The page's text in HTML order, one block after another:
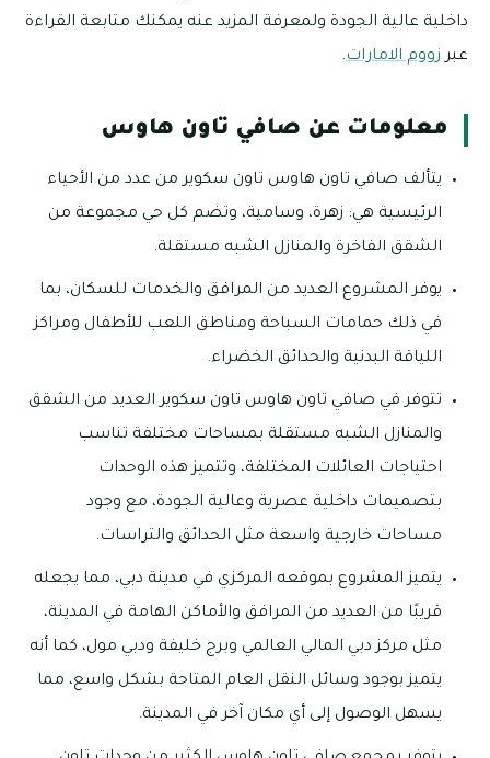
داخلية عالية الجودة ولمعرفة المزيد عنه يمكنك متابعة القراءة
عبر زووم الامارات.
معلومات عن صافي تاون هاوس
يتألف صافي تاون هاوس تاون سكوير من عدد من الأحياء
الرئيسية هي: زهرة، وسامية، وتضم كل حي مجموعة من
الشقق الفاخرة والمنازل الشبه مستقلة.
يوفر المشروع العديد من المرافق والخدمات للسكان، بما
في ذلك حمامات السباحة ومناطق اللعب للأطفال ومراكز
اللياقة البدنية والحدائق الخضراء.
تتوفر في صافي تاون هاوس تاون سكوير العديد من الشقق
والمنازل الشبه مستقلة بمساحات مختلفة تناسب
احتياجات العائلات المختلفة، وتتميز هذه الوحدات
بتصميمات داخلية عصرية وعالية الجودة، مع وجود
مساحات خارجية واسعة مثل الحدائق والتراسات.
يتميز المشروع بموقعه المركزي في مدينة دبي، مما يجعله
قريبًا من العديد من المرافق والأماكن الهامة في المدينة،
مثل مركز دبي المالي العالمي وبرج خليفة ودبي مول، كما أنه
يتميز بوجود وسائل النقل العام المتاحة بشكل واسع، مما
يسهل الوصول إلى أي مكان آخر في المدينة.